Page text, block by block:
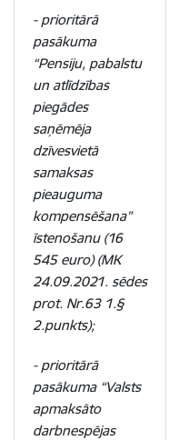
- prioritārā
pasākuma
“Pensiju, pabalstu
un atlīdzības
piegādes
saņēmēja
dzīvesvietā
samaksas
pieauguma
kompensēšana”
īstenošanu (16
545 euro) (MK
24.09.2021. sēdes
prot. Nr.63 1.§
2.punkts);
- prioritārā
pasākuma “Valsts
apmaksāto
darbnespējas